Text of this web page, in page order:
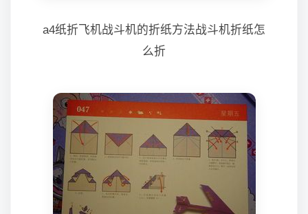
a4纸折飞机战斗机的折纸方法战斗机折纸怎
么折